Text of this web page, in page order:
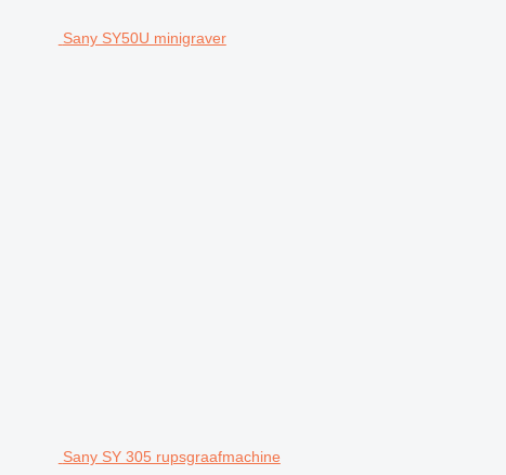
Sany SY50U minigraver
Sany SY 305 rupsgraafmachine